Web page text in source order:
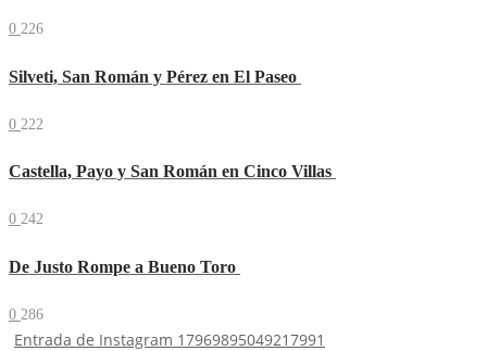
0 226
Silveti, San Román y Pérez en El Paseo
0 222
Castella, Payo y San Román en Cinco Villas
0 242
De Justo Rompe a Bueno Toro
0 286
Entrada de Instagram 17969895049217991